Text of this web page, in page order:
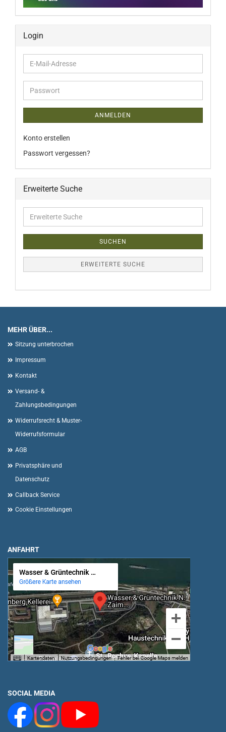
Login
E-
Mail-
Adresse
Passwort
ANMELDEN
Konto erstellen
Passwort vergessen?
Erweiterte Suche
Erweiterte
Suche
SUCHEN
ERWEITERTE SUCHE
MEHR ÜBER...
Sitzung unterbrochen
Impressum
Kontakt
Versand- &
Zahlungsbedingungen
Widerrufsrecht & Muster-
Widerrufsformular
AGB
Privatsphäre und
Datenschutz
Callback Service
Cookie Einstellungen
ANFAHRT
SOCIAL MEDIA